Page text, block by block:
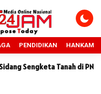
PENDIDIKAN HANKAM
Sengketa Tanah di PN